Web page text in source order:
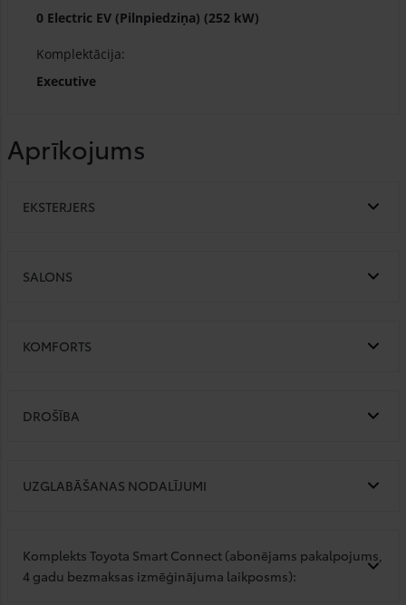
0 Electric EV (Pilnpiedziņa) (252 kW)
Komplektācija:
Executive
Aprīkojums
EKSTERJERS
SALONS
KOMFORTS
DROŠĪBA
UZGLABĀŠANAS NODALĪJUMI
Komplekts Toyota Smart Connect (abonējams pakalpojums,
4 gadu bezmaksas izmēģinājuma laikposms):